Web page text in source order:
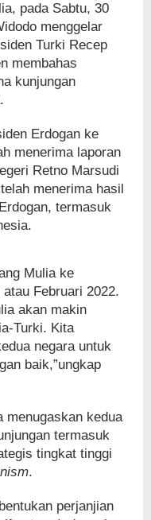
pada Sabtu, 30
menggelar
Turki Recep
membahas
kunjungan
Erdogan ke
menerima laporan
Retno Marsudi
menerima hasil
termasuk
Mulia ke
Februari 2022.
akan makin
Turki. Kita
negara untuk
baik,”ungkap
menugaskan kedua
termasuk
tingkat tinggi
.
perjanjian